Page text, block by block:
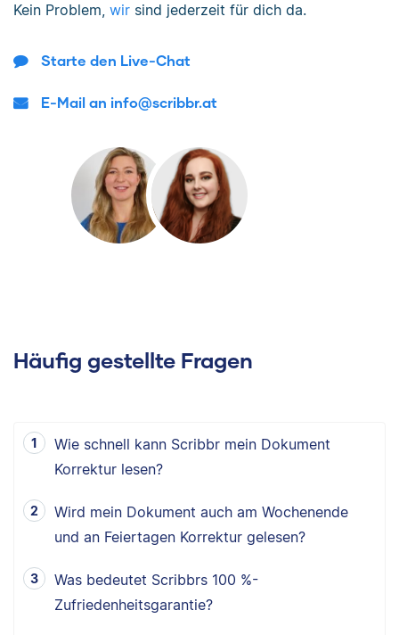
Kein Problem, wir sind jederzeit für dich da.
Starte den Live-Chat
E-Mail an info@scribbr.at
Häufig gestellte Fragen
Wie schnell kann Scribbr mein Dokument
Korrektur lesen?
Wird mein Dokument auch am Wochenende
und an Feiertagen Korrektur gelesen?
Was bedeutet Scribbrs 100 %-
Zufriedenheitsgarantie?